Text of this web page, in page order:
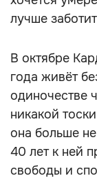
лучше
В октябре
года живёт
одиночестве
никакой
она больше
40 лет к ней
свободы и